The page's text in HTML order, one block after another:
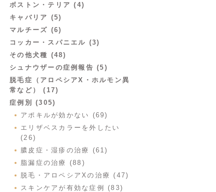
ボストン・テリア (4)
キャバリア (5)
マルチーズ (6)
コッカー・スパニエル (3)
その他犬種 (48)
シュナウザーの症例報告 (5)
脱毛症（アロペシアX・ホルモン異
常など） (17)
症例別 (305)
アポキルが効かない (69)
エリザベスカラーを外したい
(26)
膿皮症・湿疹の治療 (61)
脂漏症の治療 (88)
脱毛・アロペシアXの治療 (47)
スキンケアが有効な症例 (83)